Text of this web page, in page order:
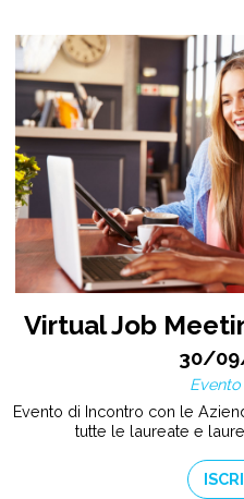
Virtual Job
30/
Evento di Incontro con le
tutte le laureate e